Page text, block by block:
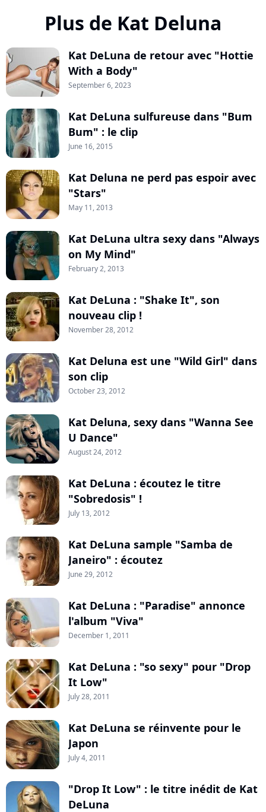
Plus de Kat Deluna
Kat DeLuna de retour avec "Hottie
With a Body"
September 6, 2023
Kat DeLuna sulfureuse dans "Bum
Bum" : le clip
June 16, 2015
Kat Deluna ne perd pas espoir avec
"Stars"
May 11, 2013
Kat DeLuna ultra sexy dans "Always
on My Mind"
February 2, 2013
Kat DeLuna : "Shake It", son
nouveau clip !
November 28, 2012
Kat Deluna est une "Wild Girl" dans
son clip
October 23, 2012
Kat Deluna, sexy dans "Wanna See
U Dance"
August 24, 2012
Kat DeLuna : écoutez le titre
"Sobredosis" !
July 13, 2012
Kat DeLuna sample "Samba de
Janeiro" : écoutez
June 29, 2012
Kat DeLuna : "Paradise" annonce
l'album "Viva"
December 1, 2011
Kat DeLuna : "so sexy" pour "Drop
It Low"
July 28, 2011
Kat DeLuna se réinvente pour le
Japon
July 4, 2011
"Drop It Low" : le titre inédit de Kat
DeLuna